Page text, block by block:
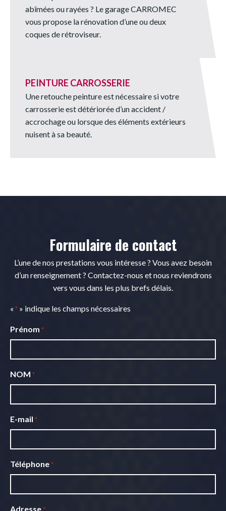
abîmées ou rayées ? Le garage CARROMEC
vous propose la rénovation d’une ou deux
coques de rétroviseur.
PEINTURE CARROSSERIE
Une retouche peinture est nécessaire si votre
carrosserie est détériorée d’un accident /
accrochage ou lorsque des éléments extérieurs
nuisent à sa beauté.
Formulaire de contact
L’une de nos prestations vous intéresse ? Vous avez besoin
d’un renseignement ? Contactez-nous et nous reviendrons
vers vous dans les plus brefs délais.
« * » indique les champs nécessaires
Prénom *
NOM *
E-mail *
Téléphone *
Adresse